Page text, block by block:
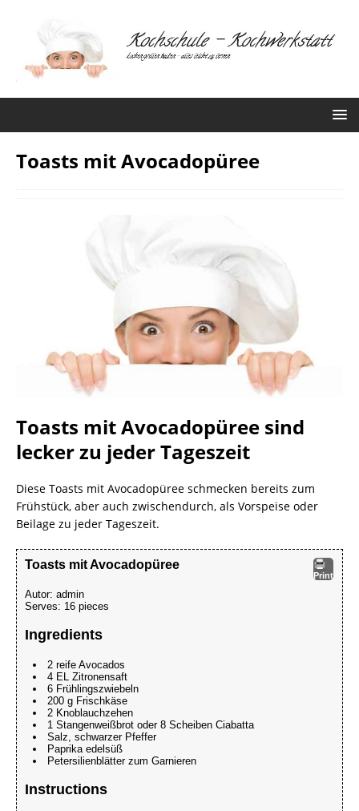
Toasts mit Avocadopüree
Toasts mit Avocadopüree sind
lecker zu jeder Tageszeit
Diese Toasts mit Avocadopüree schmecken bereits zum
Frühstück, aber auch zwischendurch, als Vorspeise oder
Beilage zu jeder Tageszeit.
Print
Toasts mit Avocadopüree
Autor: admin
Serves: 16 pieces
Ingredients
2 reife Avocados
4 EL Zitronensaft
6 Frühlingszwiebeln
200 g Frischkäse
2 Knoblauchzehen
1 Stangenweißbrot oder 8 Scheiben Ciabatta
Salz, schwarzer Pfeffer
Paprika edelsüß
Petersilienblätter zum Garnieren
Instructions